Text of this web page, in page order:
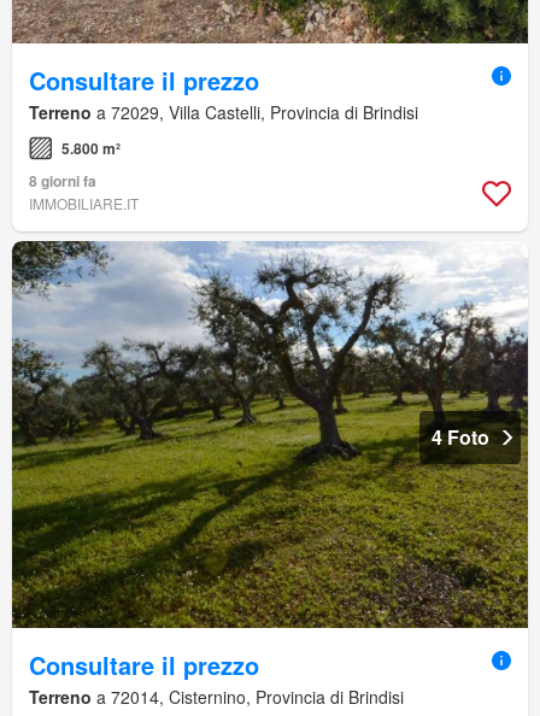
Consultare il prezzo
Terreno a 72029, Villa Castelli, Provincia di Brindisi
5.800 m²
8 giorni fa
IMMOBILIARE.IT
4 Foto
Consultare il prezzo
Terreno a 72014, Cisternino, Provincia di Brindisi